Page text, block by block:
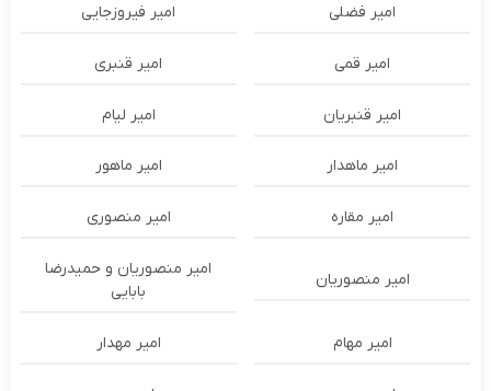
امیر فضلی امیر فیروزجایی
امیر قمی امیر قنبری
امیر قنبریان امیر لیام
امیر ماهدار امیر ماهور
امیر مقاره امیر منصوری
امیر منصوریان
امیر منصوریان و حمیدرضا
بابایی
امیر مهام امیر مهدار